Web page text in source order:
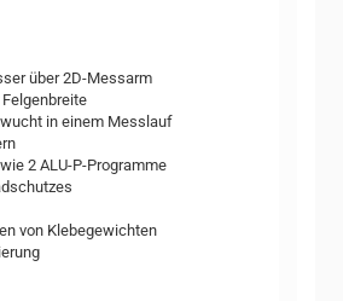
über 2D-Messarm
in einem Messlauf
2 ALU-P-Programme
von Klebegewichten